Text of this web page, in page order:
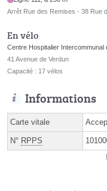
Arrêt Rue des Remises - 38 Rue
En vélo
Centre Hospitalier Intercommunal
41 Avenue de Verdun
Capacité : 17 vélos
Informations
Carte vitale
N° RPPS